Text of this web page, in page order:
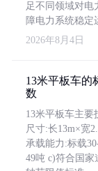
足不同领域对电
障电力系统稳定
2026年8月4日
13米平板车的
数
13米平板车主要
尺寸:长13m×宽
承载能力:标载
49吨 c)符合国家